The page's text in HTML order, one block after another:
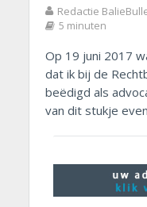
Redactie
5 minuten
Op 19 juni 2017
dat ik bij de
beëdigd als
van dit stukje